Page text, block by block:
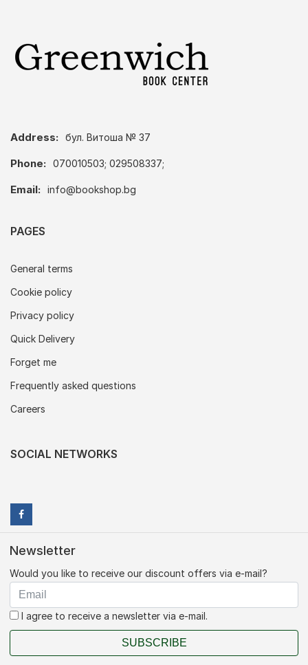
Address: бул. Витоша № 37
Phone: 070010503; 029508337;
Email: info@bookshop.bg
PAGES
General terms
Cookie policy
Privacy policy
Quick Delivery
Forget me
Frequently asked questions
Careers
SOCIAL NETWORKS
Newsletter
Would you like to receive our discount offers via e-mail?
I agree to receive a newsletter via e-mail.
SUBSCRIBE